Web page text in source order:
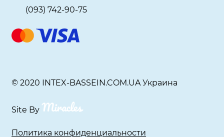
(093) 742-90-75
© 2020 INTEX-BASSEIN.COM.UA Украина
Site By
Политика конфиденциальности